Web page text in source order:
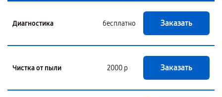
Диагностика бесплатно Заказать
Чистка от пыли 2000 р Заказать